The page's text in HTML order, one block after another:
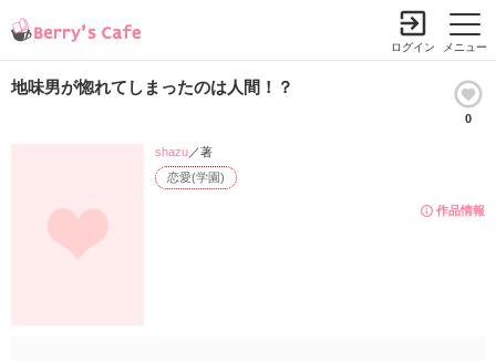
メニュー
ログイン
地味男が惚れてしまったのは人間！？
0
作品情報
恋愛(学園)
shazu／著